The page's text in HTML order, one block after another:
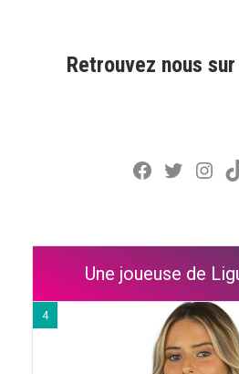
Retrouvez nous
Facebook
Twitter
Une joueuse de
4